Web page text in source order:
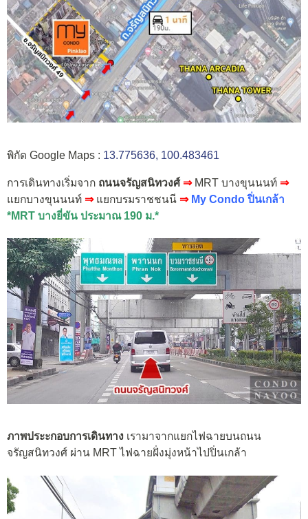
พิกัด Google Maps : 13.775636, 100.483461
การเดินทางเริ่มจาก ถนนจรัญสนิทวงศ์ ⇒MRT บางขุนนนท์ ⇒
แยกบางขุนนนท์ ⇒ แยกบรมราชชนนี ⇒ My Condo ปิ่นเกล้า
*MRT บางยี่ขัน ประมาณ 190 ม.*
ภาพประะกอบการเดินทาง เรามาจากแยกไฟฉายบนถนน
จรัญสนิทวงศ์ ผ่าน MRT ไฟฉายฝั่งมุ่งหน้าไปปิ่นเกล้า